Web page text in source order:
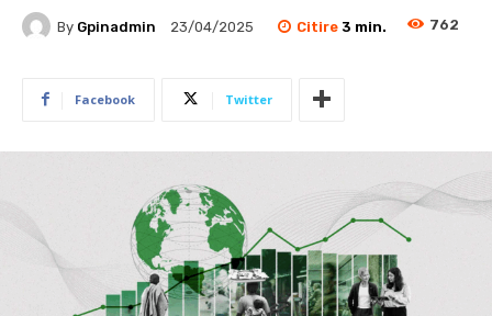
By Gpinadmin 23/04/2025 Citire 3 min. 762
Facebook Twitter